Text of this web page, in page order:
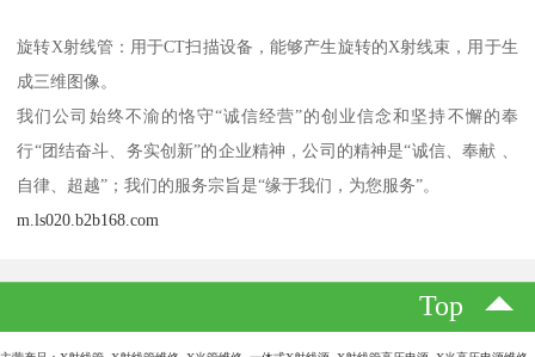
旋转X射线管：用于CT扫描设备，能够产生旋转的X射线束，用于生
成三维图像。
我们公司始终不渝的恪守“诚信经营”的创业信念和坚持不懈的奉
行“团结奋斗、务实创新”的企业精神，公司的精神是“诚信、奉献 、
自律、超越”；我们的服务宗旨是“缘于我们，为您服务”。
m.ls020.b2b168.com
Top